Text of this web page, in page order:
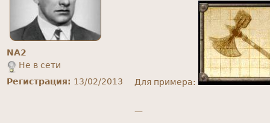
NA2
Не в сети
Регистрация: 13/02/2013 Для примера:
—